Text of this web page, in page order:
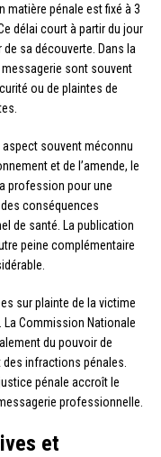
matière pénale est fixé à 3
délai court à partir du jour
sa découverte. Dans la
sont souvent
ou de plaintes de
souvent méconnu
et de l’amende, le
profession pour une
conséquences
de santé. La publication
peine complémentaire
sur plainte de la victime
La Commission Nationale
du pouvoir de
infractions pénales.
pénale accroît le
professionnelle.
et